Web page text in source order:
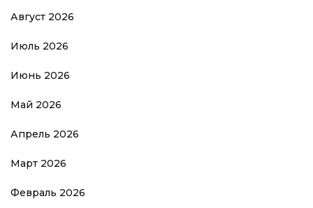
Август 2026
Июль 2026
Июнь 2026
Май 2026
Апрель 2026
Март 2026
Февраль 2026